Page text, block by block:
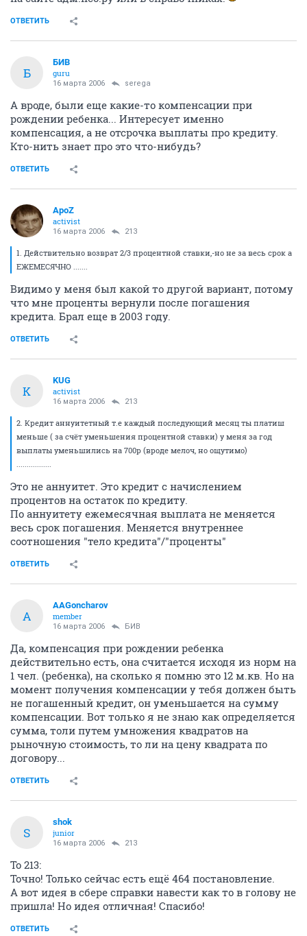
ОТВЕТИТЬ
Б
БИВ
guru
16 марта 2006 serega
А вроде, были еще какие-то компенсации при
рождении ребенка... Интересует именно
компенсация, а не отсрочка выплаты про кредиту.
Кто-нить знает про это что-нибудь?
ОТВЕТИТЬ
ApoZ
activist
16 марта 2006 213
1. Действительно возврат 2/3 процентной ставки,-но не за весь срок а
ЕЖЕМЕСЯЧНО .......
Видимо у меня был какой то другой вариант, потому
что мне проценты вернули после погашения
кредита. Брал еще в 2003 году.
ОТВЕТИТЬ
K
KUG
activist
16 марта 2006 213
2. Кредит аннуитетный т.е каждый последующий месяц ты платиш
меньше ( за счёт уменьшения процентной ставки) у меня за год
выплаты уменьшились на 700р (вроде мелоч, но ощутимо)
.................
Это не аннуитет. Это кредит с начислением
процентов на остаток по кредиту.
По аннуитету ежемесячная выплата не меняется
весь срок погашения. Меняется внутреннее
соотношения "тело кредита"/"проценты"
ОТВЕТИТЬ
A
AAGoncharov
member
16 марта 2006 БИВ
Да, компенсация при рождении ребенка
действительно есть, она считается исходя из норм на
1 чел. (ребенка), на сколько я помню это 12 м.кв. Но на
момент получения компенсации у тебя должен быть
не погашенный кредит, он уменьшается на сумму
компенсации. Вот только я не знаю как определяется
сумма, толи путем умножения квадратов на
рыночную стоимость, то ли на цену квадрата по
договору...
ОТВЕТИТЬ
S
shok
junior
16 марта 2006 213
To 213:
Точно! Только сейчас есть ещё 464 постановление.
А вот идея в сбере справки навести как то в голову не
пришла! Но идея отличная! Спасибо!
ОТВЕТИТЬ